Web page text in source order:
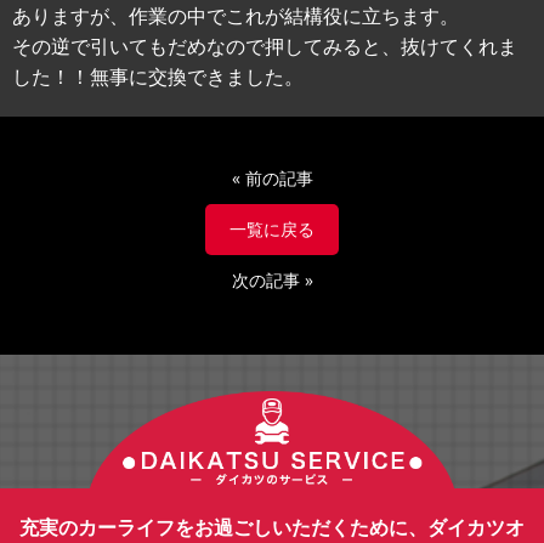
ありますが、作業の中でこれが結構役に立ちます。
その逆で引いてもだめなので押してみると、抜けてくれま
した！！無事に交換できました。
« 前の記事
一覧に戻る
次の記事»
充実のカーライフをお過ごしいただくために、ダイカツオ